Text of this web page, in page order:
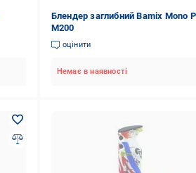
Блендер заглибний Bamix Mono
М200
оцінити
Немає в наявності